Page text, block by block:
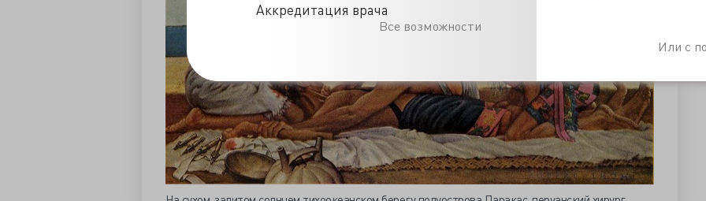
Аккредитация врача
Все возможности
Или с